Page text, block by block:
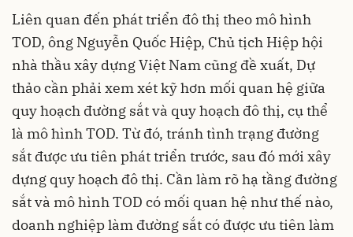
Liên quan đến phát triển đô thị theo mô hình
TOD, ông Nguyễn Quốc Hiệp, Chủ tịch Hiệp hội
nhà thầu xây dựng Việt Nam cũng đề xuất, Dự
thảo cần phải xem xét kỹ hơn mối quan hệ giữa
quy hoạch đường sắt và quy hoạch đô thị, cụ thể
là mô hình TOD. Từ đó, tránh tình trạng đường
sắt được ưu tiên phát triển trước, sau đó mới xây
dựng quy hoạch đô thị. Cần làm rõ hạ tầng đường
sắt và mô hình TOD có mối quan hệ như thế nào,
doanh nghiệp làm đường sắt có được ưu tiên làm